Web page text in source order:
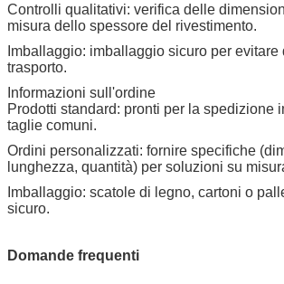
Controlli qualitativi: verifica delle
misura dello spessore del rivestimento.
Imballaggio: imballaggio sicuro per evitare
trasporto.
Informazioni sull'ordine
Prodotti standard: pronti per la spedizione
taglie comuni.
Ordini personalizzati: fornire specifiche
lunghezza, quantità) per soluzioni su
Imballaggio: scatole di legno, cartoni o
sicuro.
Domande frequenti